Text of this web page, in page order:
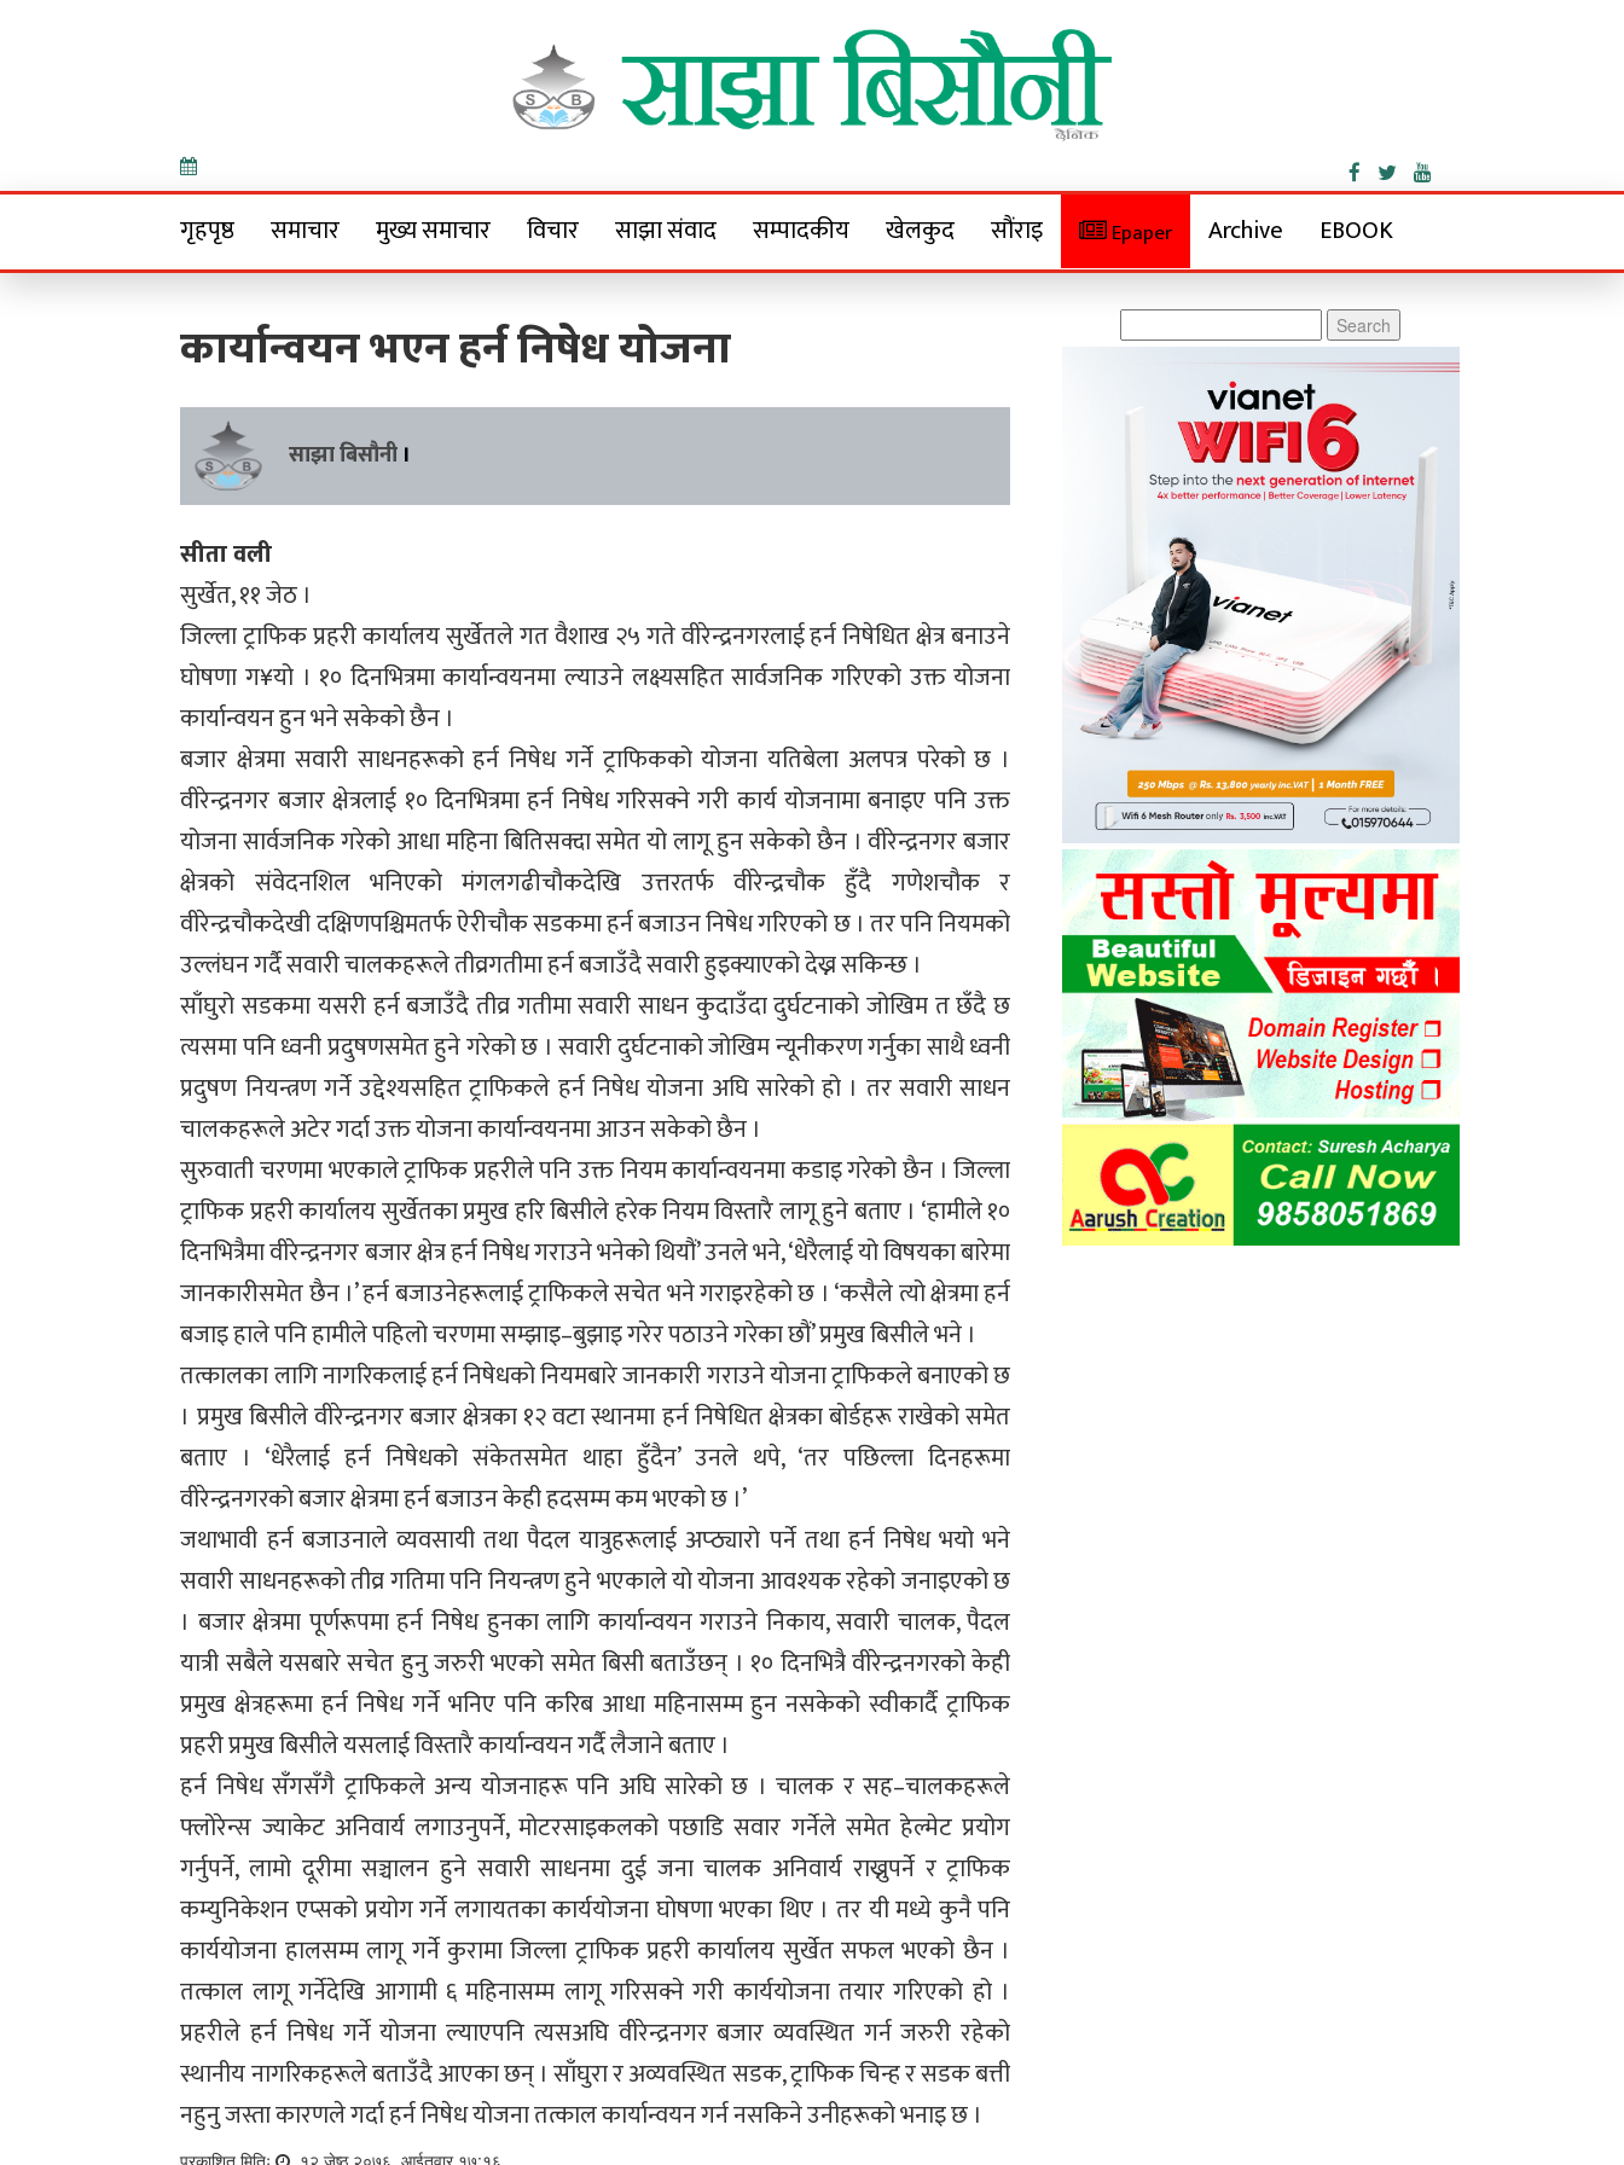
Sajha Bisaunee
गृहपृष्ठ समाचार मुख्य समाचार विचार साझा संवाद सम्पादकीय खेलकुद सौंराइ Epaper Archive EBOOK
कार्यान्वयन भएन हर्न निषेध योजना
साझा बिसौनी ।
सीता वली
सुर्खेत, ११ जेठ ।
जिल्ला ट्राफिक प्रहरी कार्यालय सुर्खेतले गत वैशाख २५ गते वीरेन्द्रनगरलाई हर्न निषेधित क्षेत्र बनाउने
घोषणा ग¥यो । १० दिनभित्रमा कार्यान्वयनमा ल्याउने लक्ष्यसहित सार्वजनिक गरिएको उक्त योजना
कार्यान्वयन हुन भने सकेको छैन ।
बजार क्षेत्रमा सवारी साधनहरूको हर्न निषेध गर्ने ट्राफिकको योजना यतिबेला अलपत्र परेको छ ।
वीरेन्द्रनगर बजार क्षेत्रलाई १० दिनभित्रमा हर्न निषेध गरिसक्ने गरी कार्य योजनामा बनाइए पनि उक्त
योजना सार्वजनिक गरेको आधा महिना बितिसक्दा समेत यो लागू हुन सकेको छैन । वीरेन्द्रनगर बजार
क्षेत्रको संवेदनशिल भनिएको मंगलगढीचौकदेखि उत्तरतर्फ वीरेन्द्रचौक हुँदै गणेशचौक र
वीरेन्द्रचौकदेखी दक्षिणपश्चिमतर्फ ऐरीचौक सडकमा हर्न बजाउन निषेध गरिएको छ । तर पनि नियमको
उल्लंघन गर्दै सवारी चालकहरूले तीव्रगतीमा हर्न बजाउँदै सवारी हुइक्याएको देख्न सकिन्छ ।
साँघुरो सडकमा यसरी हर्न बजाउँदै तीव्र गतीमा सवारी साधन कुदाउँदा दुर्घटनाको जोखिम त छँदै छ
त्यसमा पनि ध्वनी प्रदुषणसमेत हुने गरेको छ । सवारी दुर्घटनाको जोखिम न्यूनीकरण गर्नुका साथै ध्वनी
प्रदुषण नियन्त्रण गर्ने उद्देश्यसहित ट्राफिकले हर्न निषेध योजना अघि सारेको हो । तर सवारी साधन
चालकहरूले अटेर गर्दा उक्त योजना कार्यान्वयनमा आउन सकेको छैन ।
सुरुवाती चरणमा भएकाले ट्राफिक प्रहरीले पनि उक्त नियम कार्यान्वयनमा कडाइ गरेको छैन । जिल्ला
ट्राफिक प्रहरी कार्यालय सुर्खेतका प्रमुख हरि बिसीले हरेक नियम विस्तारै लागू हुने बताए । ‘हामीले १०
दिनभित्रैमा वीरेन्द्रनगर बजार क्षेत्र हर्न निषेध गराउने भनेको थियौं’ उनले भने, ‘धेरैलाई यो विषयका बारेमा
जानकारीसमेत छैन ।’ हर्न बजाउनेहरूलाई ट्राफिकले सचेत भने गराइरहेको छ । ‘कसैले त्यो क्षेत्रमा हर्न
बजाइ हाले पनि हामीले पहिलो चरणमा सम्झाइ–बुझाइ गरेर पठाउने गरेका छौं’ प्रमुख बिसीले भने ।
तत्कालका लागि नागरिकलाई हर्न निषेधको नियमबारे जानकारी गराउने योजना ट्राफिकले बनाएको छ
। प्रमुख बिसीले वीरेन्द्रनगर बजार क्षेत्रका १२ वटा स्थानमा हर्न निषेधित क्षेत्रका बोर्डहरू राखेको समेत
बताए । ‘धेरैलाई हर्न निषेधको संकेतसमेत थाहा हुँदैन’ उनले थपे, ‘तर पछिल्ला दिनहरूमा
वीरेन्द्रनगरको बजार क्षेत्रमा हर्न बजाउन केही हदसम्म कम भएको छ ।’
जथाभावी हर्न बजाउनाले व्यवसायी तथा पैदल यात्रुहरूलाई अप्ठ्यारो पर्ने तथा हर्न निषेध भयो भने
सवारी साधनहरूको तीव्र गतिमा पनि नियन्त्रण हुने भएकाले यो योजना आवश्यक रहेको जनाइएको छ
। बजार क्षेत्रमा पूर्णरूपमा हर्न निषेध हुनका लागि कार्यान्वयन गराउने निकाय, सवारी चालक, पैदल
यात्री सबैले यसबारे सचेत हुनु जरुरी भएको समेत बिसी बताउँछन् । १० दिनभित्रै वीरेन्द्रनगरको केही
प्रमुख क्षेत्रहरूमा हर्न निषेध गर्ने भनिए पनि करिब आधा महिनासम्म हुन नसकेको स्वीकार्दै ट्राफिक
प्रहरी प्रमुख बिसीले यसलाई विस्तारै कार्यान्वयन गर्दै लैजाने बताए ।
हर्न निषेध सँगसँगै ट्राफिकले अन्य योजनाहरू पनि अघि सारेको छ । चालक र सह–चालकहरूले
फ्लोरेन्स ज्याकेट अनिवार्य लगाउनुपर्ने, मोटरसाइकलको पछाडि सवार गर्नेले समेत हेल्मेट प्रयोग
गर्नुपर्ने, लामो दूरीमा सञ्चालन हुने सवारी साधनमा दुई जना चालक अनिवार्य राख्नुपर्ने र ट्राफिक
कम्युनिकेशन एप्सको प्रयोग गर्ने लगायतका कार्ययोजना घोषणा भएका थिए । तर यी मध्ये कुनै पनि
कार्ययोजना हालसम्म लागू गर्ने कुरामा जिल्ला ट्राफिक प्रहरी कार्यालय सुर्खेत सफल भएको छैन ।
तत्काल लागू गर्नेदेखि आगामी ६ महिनासम्म लागू गरिसक्ने गरी कार्ययोजना तयार गरिएको हो ।
प्रहरीले हर्न निषेध गर्ने योजना ल्याएपनि त्यसअघि वीरेन्द्रनगर बजार व्यवस्थित गर्न जरुरी रहेको
स्थानीय नागरिकहरूले बताउँदै आएका छन् । साँघुरा र अव्यवस्थित सडक, ट्राफिक चिन्ह र सडक बत्ती
नहुनु जस्ता कारणले गर्दा हर्न निषेध योजना तत्काल कार्यान्वयन गर्न नसकिने उनीहरूको भनाइ छ ।
for: